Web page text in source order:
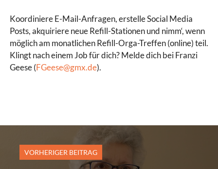
Koordiniere E-Mail-Anfragen, erstelle Social Media
Posts, akquiriere neue Refill-Stationen und nimm‘, wenn
möglich am monatlichen Refill-Orga-Treffen (online) teil.
Klingt nach einem Job für dich? Melde dich bei Franzi
Geese (FGeese@gmx.de).
VORHERIGER BEITRAG